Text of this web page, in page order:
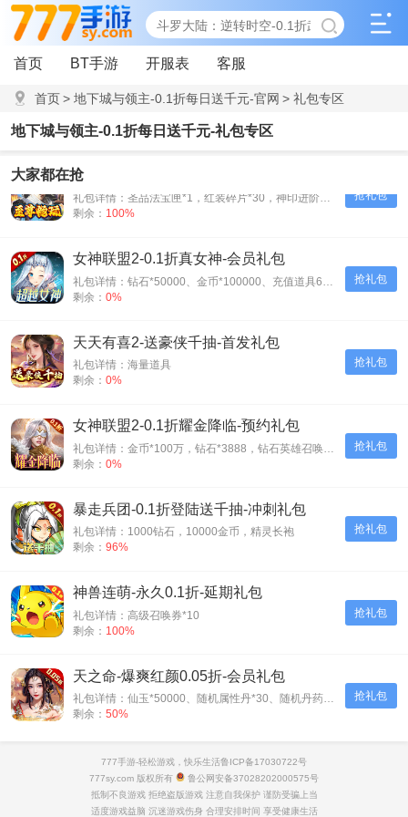
首页 BT手游 开服表 客服
首页> 地下城与领主-0.1折每日送千元-官网 > 礼包专区
地下城与领主-0.1折每日送千元-礼包专区
大家都在抢
抢礼包
月神宝藏-至尊无限券-充值礼包
礼包详情：圣品法宝匣*1，红装碎片*30，神印进阶石*30
剩余： 100%
抢礼包
女神联盟2-0.1折真女神-会员礼包
剩余： 0%
抢礼包
天天有喜2-送豪侠千抽-首发礼包
礼包详情：海量道具
剩余： 0%
抢礼包
女神联盟2-0.1折耀金降临-预约礼包
剩余： 0%
抢礼包
暴走兵团-0.1折登陆送千抽-冲刺礼包
礼包详情：1000钻石，10000金币，精灵长袍
剩余： 96%
抢礼包
神兽连萌-永久0.1折-延期礼包
礼包详情：高级召唤券*10
剩余： 100%
抢礼包
天之命-爆爽红颜0.05折-会员礼包
礼包详情：仙玉*50000、随机属性丹*30、随机丹药*30、神装碎片*500
剩余： 50%
777手游-轻松游戏，快乐生活鲁ICP备17030722号
777sy.com 版权所有
鲁公网安备37028202000575号
抵制不良游戏 拒绝盗版游戏 注意自我保护 谨防受骗上当
适度游戏益脑 沉迷游戏伤身 合理安排时间 享受健康生活